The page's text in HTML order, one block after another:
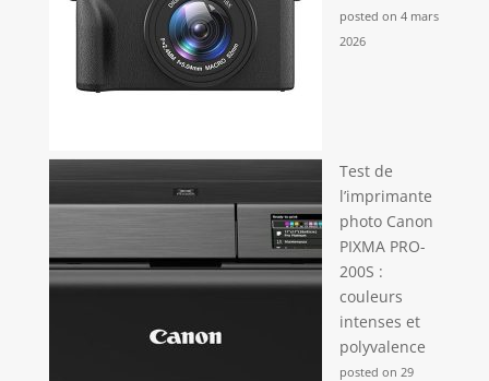
design pliable et un corps compact, facile à glisser
dans un sac ou un sac à dos. Le sac de transport
fourni vous permet, à vous et votre famille, de
profiter du plaisir du vol en extérieur à tout
moment. C'est le cadeau idéal pour les
posted on 4 mars
2026
Test de
l’imprimante
photo Canon
PIXMA PRO-
200S :
couleurs
intenses et
polyvalence
posted on 29